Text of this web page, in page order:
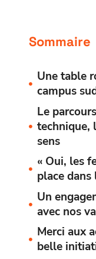
Sommaire
Une table
campus
Le
technique,
sens
« Oui, les
place dans
Un
avec nos
Merci aux
belle